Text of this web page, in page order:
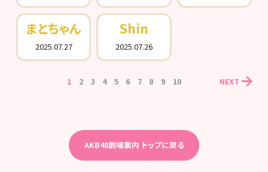
まとちゃん
2025.07.27
Shin
2025.07.26
1 2 3 4 5 6 7 8 9 10 NEXT
AKB48劇場案内 トップに戻る